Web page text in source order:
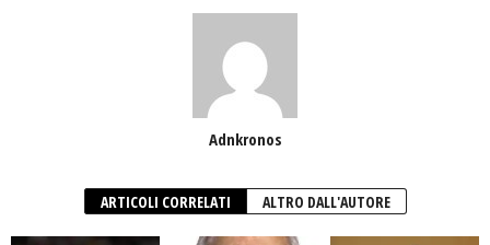
Adnkronos
ARTICOLI CORRELATI ALTRO DALL'AUTORE